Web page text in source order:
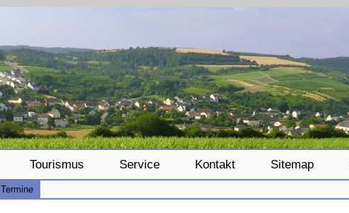
Tourismus Service Kontakt Sitemap
Termine